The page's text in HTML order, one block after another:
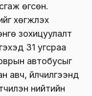
өгсөн.
хөгжүүлэх
зохицуулалт
31 угсраа
автобусыг
авч, үйлчилгээнд
нийтийн